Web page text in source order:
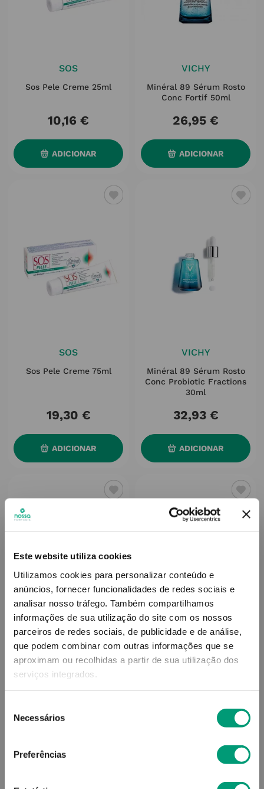
Este website utiliza cookies
Utilizamos cookies para personalizar conteúdo e
anúncios, fornecer funcionalidades de redes sociais e
analisar nosso tráfego. Também compartilhamos
informações de sua utilização do site com os nossos
parceiros de redes sociais, de publicidade e de análise,
que podem combinar com outras informações que se
aproximam ou recolhidas a partir de sua utilização dos
serviços integrados.
Necessários
Preferências
SOS
Sos Pele Creme 25ml
10,16 €
ADICIONAR
VICHY
Minéral 89 Sérum Rosto
Conc Fortif 50ml
26,95 €
ADICIONAR
SOS
Sos Pele Creme 75ml
19,30 €
ADICIONAR
VICHY
Minéral 89 Sérum Rosto
Conc Probiotic Fractions
30ml
32,93 €
ADICIONAR
ETAT PUR
Etat Pur A03 Gotas Ativo
Puro Vit E 15ml
VICHY
Minéral 89 Sérum Rosto